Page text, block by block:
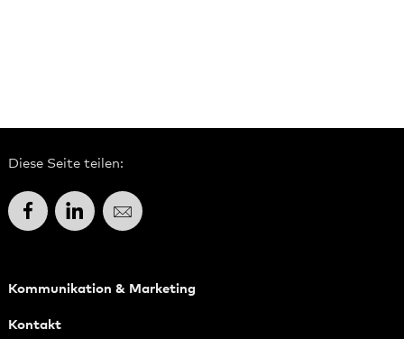
Diese Seite teilen:
FacebookLinkedInE-Mail
Kommunikation & Marketing
Kontakt